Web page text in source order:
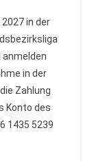
in der
anmelden
in der
Zahlung
Konto des
1435 5239